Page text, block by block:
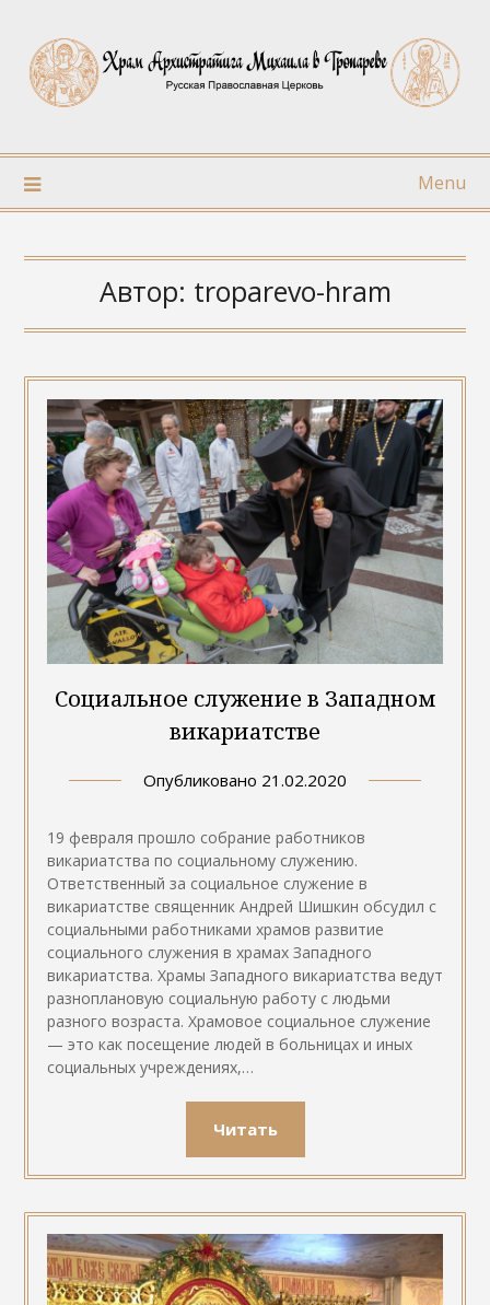
content
Menu
Автор: troparevo-hram
Социальное служение в Западном
викариатстве
Опубликовано 21.02.2020
19 февраля прошло собрание работников
викариатства по социальному служению.
Ответственный за социальное служение в
викариатстве священник Андрей Шишкин обсудил с
социальными работниками храмов развитие
социального служения в храмах Западного
викариатства. Храмы Западного викариатства ведут
разноплановую социальную работу с людьми
разного возраста. Храмовое социальное служение
— это как посещение людей в больницах и иных
социальных учреждениях,…
Читать